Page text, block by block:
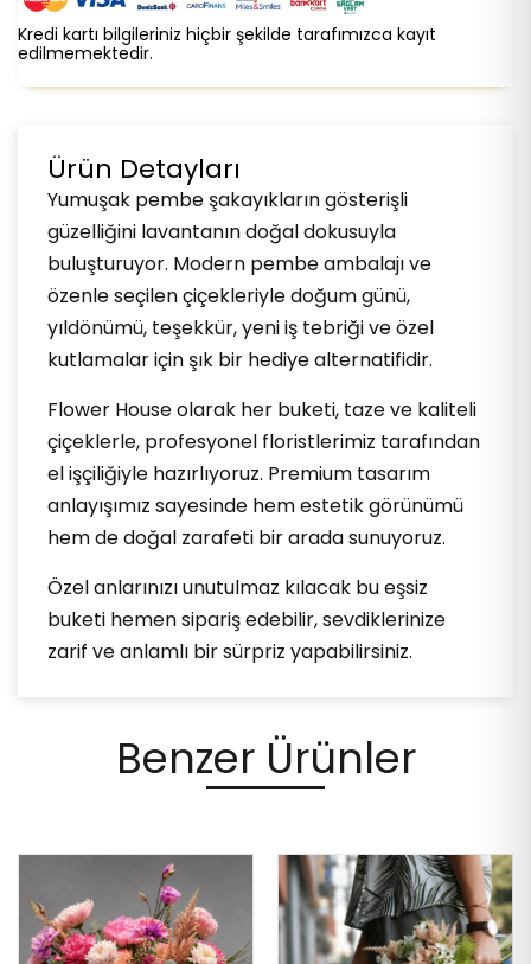
Kredi kartı bilgileriniz hiçbir şekilde tarafımızca kayıt
edilmemektedir.
Ürün Detayları
Yumuşak pembe şakayıkların gösterişli
güzelliğini lavantanın doğal dokusuyla
buluşturuyor. Modern pembe ambalajı ve
özenle seçilen çiçekleriyle doğum günü,
yıldönümü, teşekkür, yeni iş tebriği ve özel
kutlamalar için şık bir hediye alternatifidir.
Flower House olarak her buketi, taze ve kaliteli
çiçeklerle, profesyonel floristlerimiz tarafından
el işçiliğiyle hazırlıyoruz. Premium tasarım
anlayışımız sayesinde hem estetik görünümü
hem de doğal zarafeti bir arada sunuyoruz.
Özel anlarınızı unutulmaz kılacak bu eşsiz
buketi hemen sipariş edebilir, sevdiklerinize
zarif ve anlamlı bir sürpriz yapabilirsiniz.
Benzer Ürünler